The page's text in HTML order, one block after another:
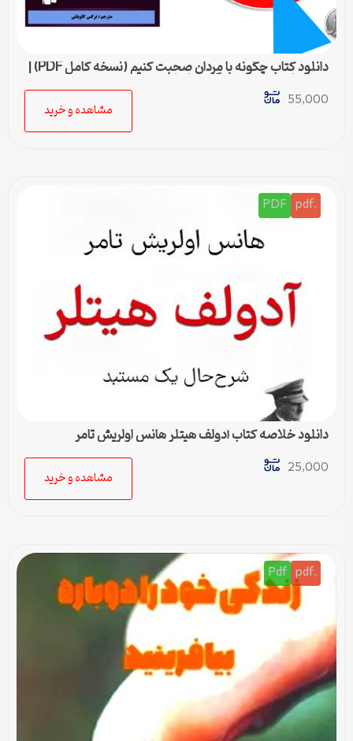
دانلود کتاب چگونه با مردان صحبت کنیم (نسخه کامل PDF) |
متیو هاسی – مترجم نرگس کاویانی
55,000
مشاهده و خرید
.pdf
PDF
دانلود خلاصه کتاب آدولف هیتلر هانس اولریش تامر
25,000
مشاهده و خرید
.pdf
Pdf